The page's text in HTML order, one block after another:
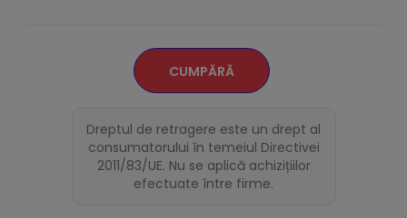
CUMPĂRĂ
Dreptul de retragere este un drept al
consumatorului în temeiul Directivei
2011/83/UE. Nu se aplică achizițiilor
efectuate între firme.